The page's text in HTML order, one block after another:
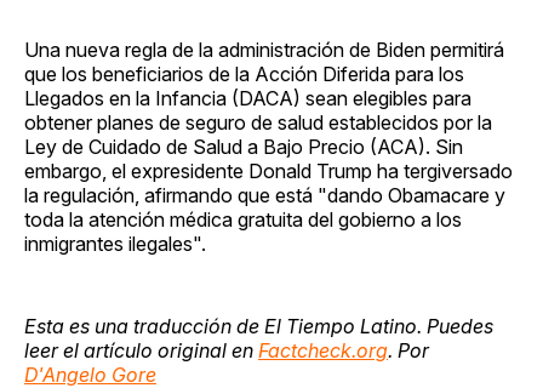
Una nueva regla de la administración de Biden permitirá
que los beneficiarios de la Acción Diferida para los
Llegados en la Infancia (DACA) sean elegibles para
obtener planes de seguro de salud establecidos por la
Ley de Cuidado de Salud a Bajo Precio (ACA). Sin
embargo, el expresidente Donald Trump ha tergiversado
la regulación, afirmando que está "dando Obamacare y
toda la atención médica gratuita del gobierno a los
inmigrantes ilegales".
Esta es una traducción de El Tiempo Latino. Puedes
leer el artículo original en Factcheck.org. Por
D'Angelo Gore